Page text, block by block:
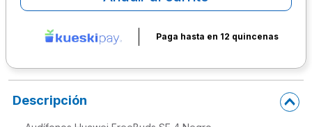
Paga hasta en 12 quincenas
Descripción